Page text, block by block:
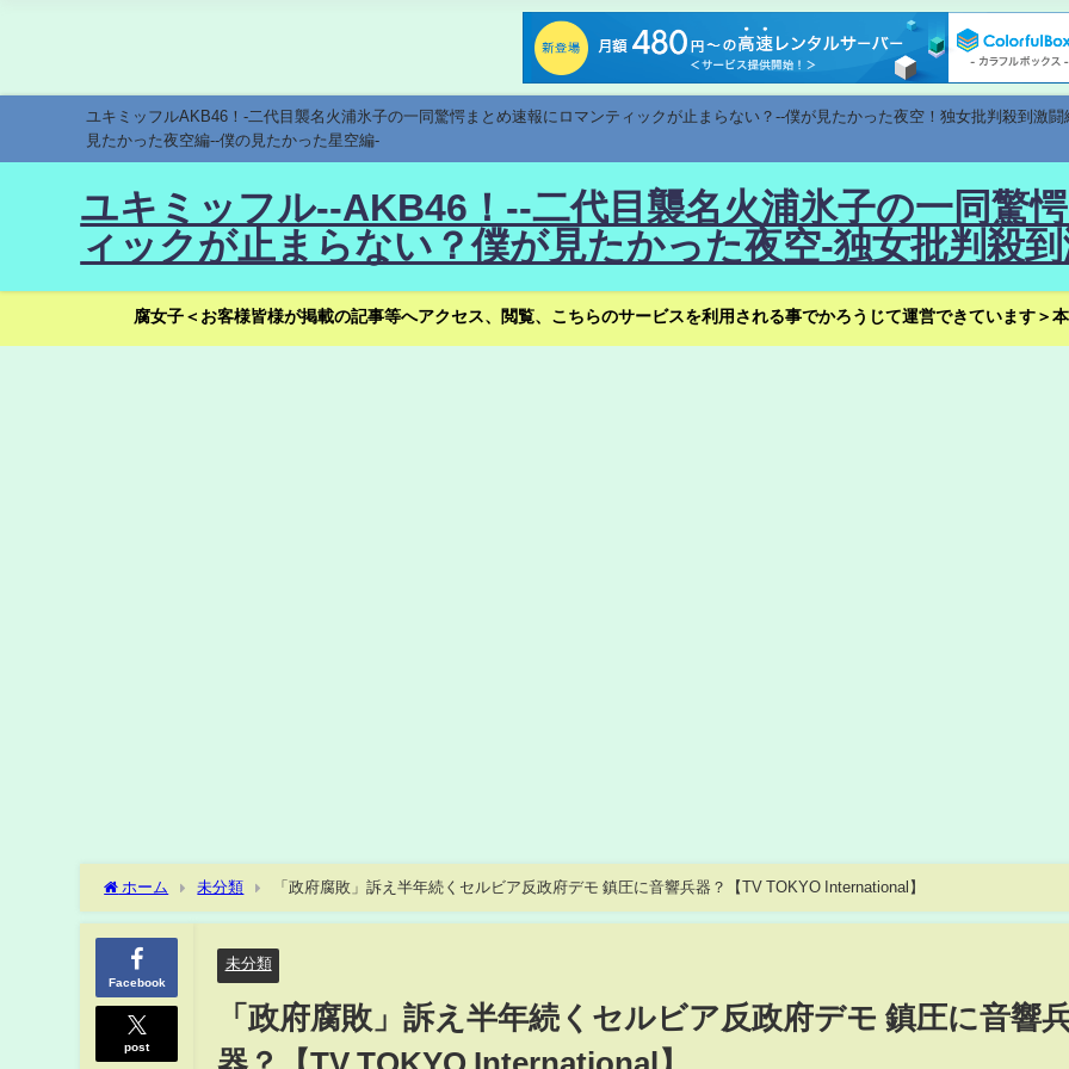
ユキミッフルAKB46！-二代目襲名火浦氷子の一同驚愕まとめ速報にロマンティックが止まらない？--僕が見たかった夜空！独女批判殺到激
見たかった夜空編--僕の見たかった星空編-
ユキミッフル--AKB46！--二代目襲名火浦氷子の一同驚
ィックが止まらない？僕が見たかった夜空-独女批判殺
腐女子＜お客様皆様が掲載の記事等へアクセス、閲覧、こちらのサービスを利用される事でかろうじて運営できています＞
ホーム 未分類 「政府腐敗」訴え半年続くセルビア反政府デモ 鎮圧に音響兵器？【TV TOKYO International】
Facebook
post
未分類
「政府腐敗」訴え半年続くセルビア反政府デモ 鎮圧に音響
器？【TV TOKYO International】